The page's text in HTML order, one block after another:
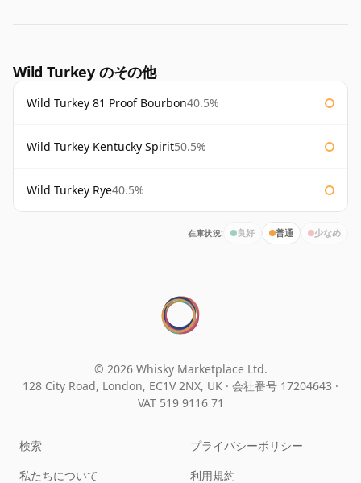
Wild Turkey のその他
Wild Turkey 81 Proof Bourbon40.5%
Wild Turkey Kentucky Spirit50.5%
Wild Turkey Rye40.5%
在庫状況: 良好 普通 少なめ
© 2026 Whisky Marketplace Ltd.
128 City Road, London, EC1V 2NX, UK · 会社番号 17204643 ·
VAT 519 9116 71
検索
私たちについて
プライバシーポリシー
利用規約